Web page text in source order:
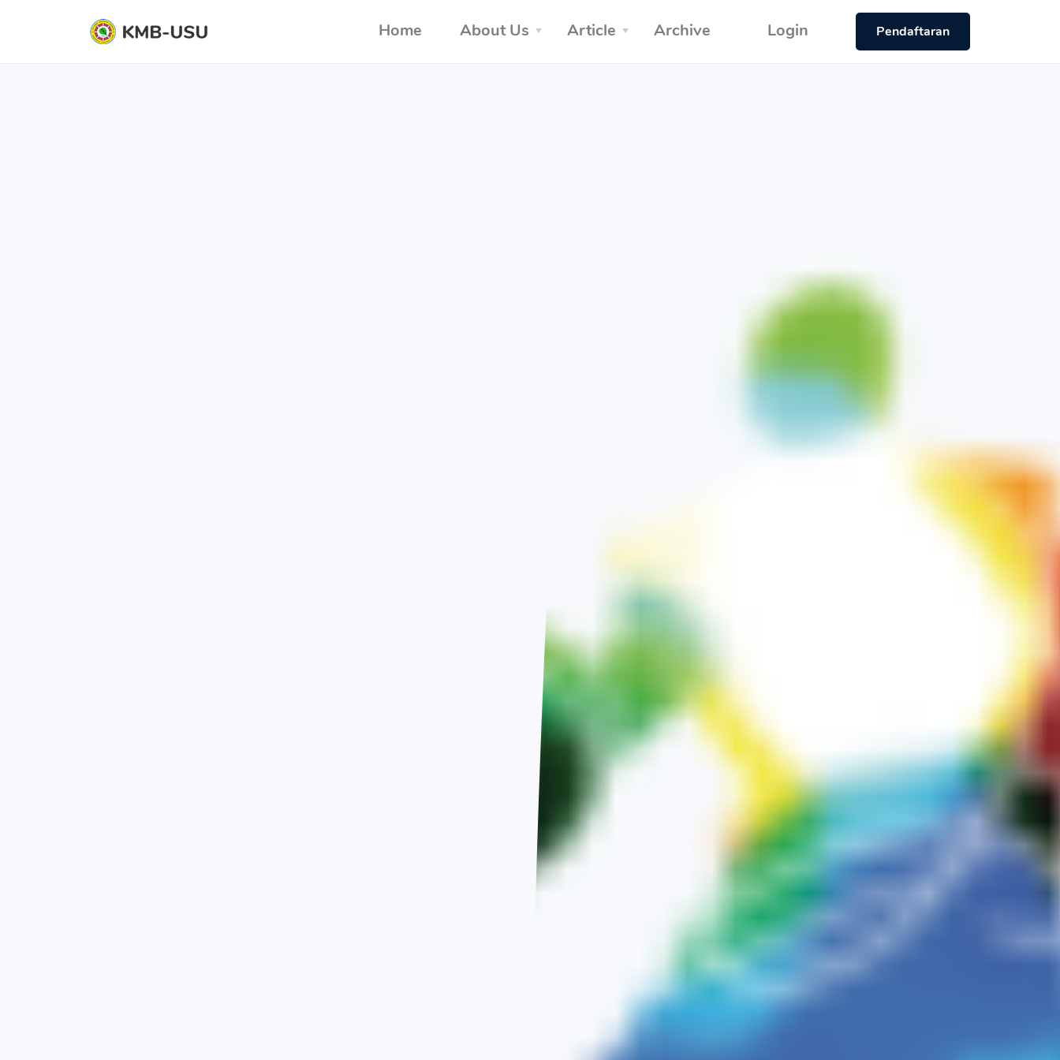
Home About Us Article Archive Login Pendaftaran